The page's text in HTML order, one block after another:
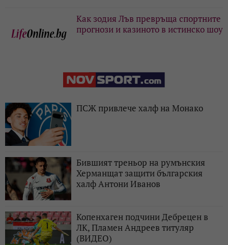
Как зодия Лъв превръща спортните
прогнози и казиното в истинско шоу
ПСЖ привлече халф на Монако
Бившият треньор на румънския
Херманщат защити българския
халф Антони Иванов
Копенхаген подчини Дебрецен в
ЛК, Пламен Андреев титуляр
(ВИДЕО)